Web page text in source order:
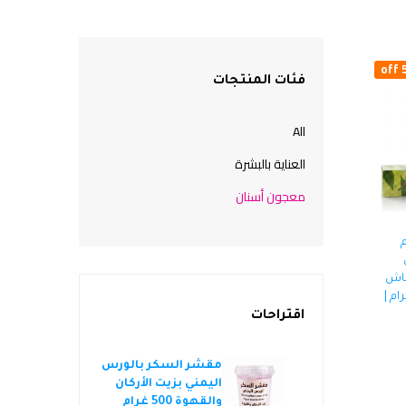
| 150 غرام |
فئات المنتجات
All
العناية بالبشرة
معجون أسنان
اقتراحات
فلاوليس الأصلي
مقشر السكر بالورس
اليمني بزيت الأركان
والقهوة 500 غرام